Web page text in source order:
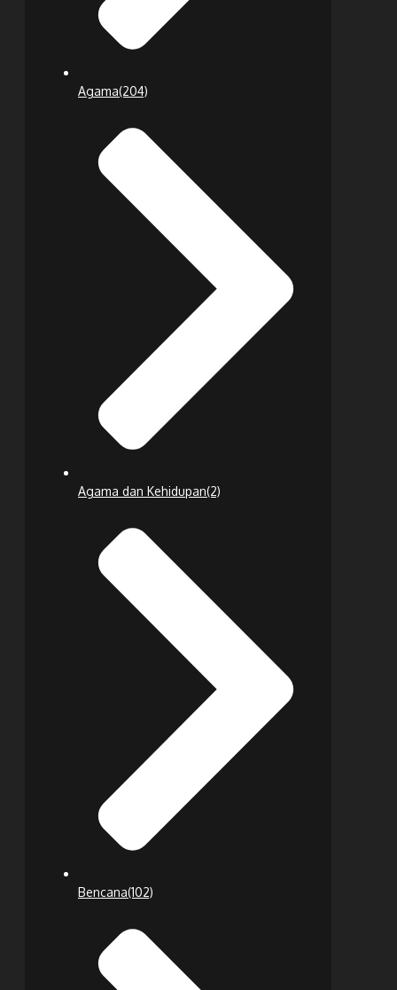
Agama(204)
Agama dan Kehidupan(2)
Bencana(102)